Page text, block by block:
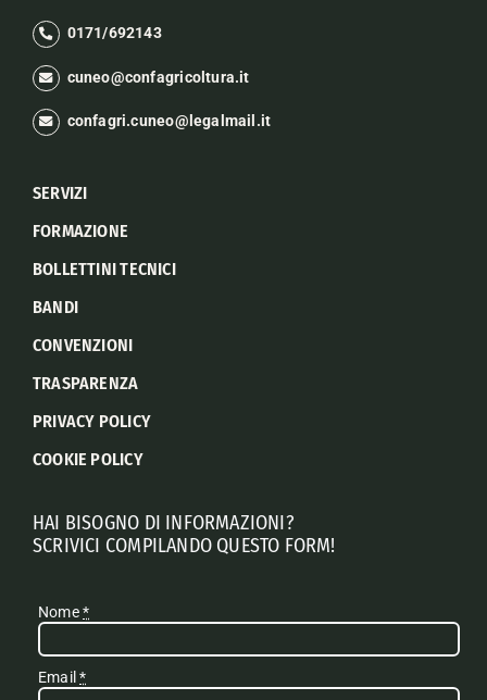
0171/692143
cuneo@confagricoltura.it
confagri.cuneo@legalmail.it
SERVIZI
FORMAZIONE
BOLLETTINI TECNICI
BANDI
CONVENZIONI
TRASPARENZA
PRIVACY POLICY
COOKIE POLICY
HAI BISOGNO DI INFORMAZIONI?
SCRIVICI COMPILANDO QUESTO FORM!
Nome*
Email*